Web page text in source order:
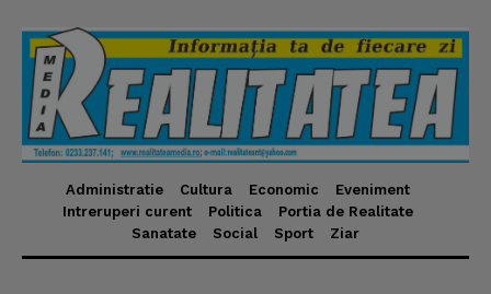
Administratie Cultura Economic
Eveniment
Intreruperi curent
Politica
Portia de Realitate
Sanatate
Social Sport Ziar